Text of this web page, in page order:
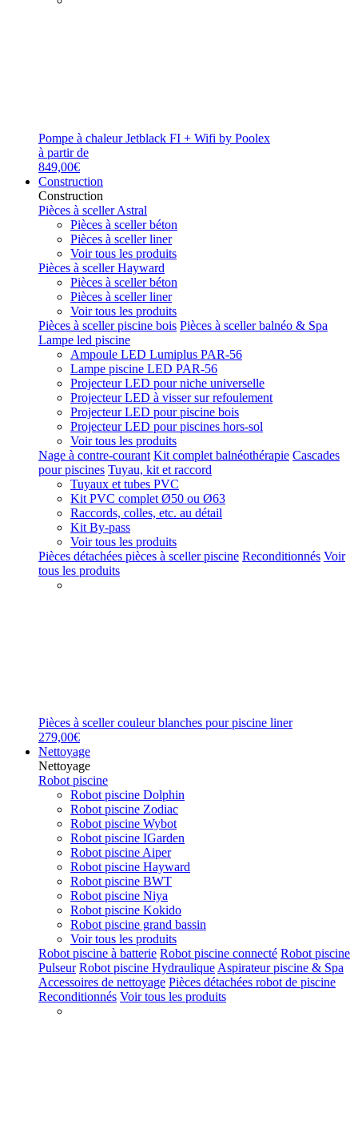
Pompe à chaleur Jetblack FI + Wifi by Poolex
à partir de
849,00€
Construction
Construction
Pièces à sceller Astral
Pièces à sceller béton
Pièces à sceller liner
Voir tous les produits
Pièces à sceller Hayward
Pièces à sceller béton
Pièces à sceller liner
Voir tous les produits
Pièces à sceller piscine bois Pièces à sceller balnéo & Spa
Lampe led piscine
Ampoule LED Lumiplus PAR-56
Lampe piscine LED PAR-56
Projecteur LED pour niche universelle
Projecteur LED à visser sur refoulement
Projecteur LED pour piscine bois
Projecteur LED pour piscines hors-sol
Voir tous les produits
Nage à contre-courant Kit complet balnéothérapie Cascades
pour piscines Tuyau, kit et raccord
Tuyaux et tubes PVC
Kit PVC complet Ø50 ou Ø63
Raccords, colles, etc. au détail
Kit By-pass
Voir tous les produits
Pièces détachées pièces à sceller piscine Reconditionnés Voir
tous les produits
Pièces à sceller couleur blanches pour piscine liner
279,00€
Nettoyage
Nettoyage
Robot piscine
Robot piscine Dolphin
Robot piscine Zodiac
Robot piscine Wybot
Robot piscine IGarden
Robot piscine Aiper
Robot piscine Hayward
Robot piscine BWT
Robot piscine Niya
Robot piscine Kokido
Robot piscine grand bassin
Voir tous les produits
Robot piscine à batterie Robot piscine connecté Robot piscine
Pulseur Robot piscine Hydraulique Aspirateur piscine & Spa
Accessoires de nettoyage Pièces détachées robot de piscine
Reconditionnés Voir tous les produits